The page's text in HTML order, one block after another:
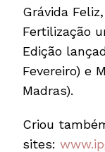
Grávida
Fertilização
Edição
Fevereiro) e
Madras).
Criou
sites: